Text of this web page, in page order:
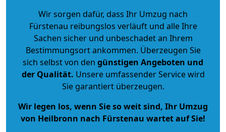
Wir sorgen dafür, dass Ihr Umzug nach
Fürstenau reibungslos verläuft und alle Ihre
Sachen sicher und unbeschadet an Ihrem
Bestimmungsort ankommen. Überzeugen Sie
sich selbst von den günstigen Angeboten und
der Qualität. Unsere umfassender Service wird
Sie garantiert überzeugen.
Wir legen los, wenn Sie so weit sind, Ihr Umzug
von Heilbronn nach Fürstenau wartet auf Sie!